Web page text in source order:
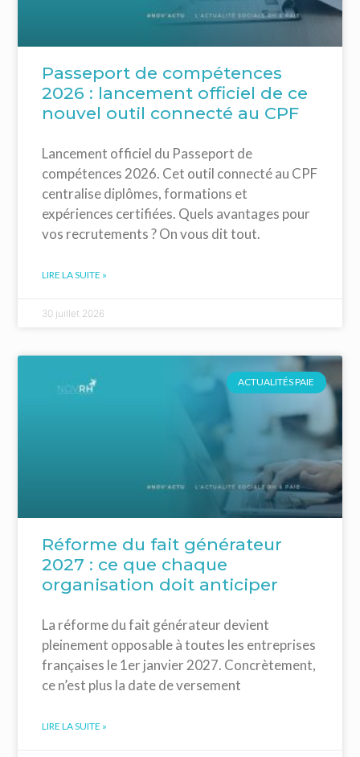
Passeport de compétences
2026 : lancement officiel de ce
nouvel outil connecté au CPF
Lancement officiel du Passeport de
compétences 2026. Cet outil connecté au CPF
centralise diplômes, formations et
expériences certifiées. Quels avantages pour
vos recrutements ? On vous dit tout.
LIRE LA SUITE »
30 juillet 2026
ACTUALITÉS PAIE
Réforme du fait générateur
2027 : ce que chaque
organisation doit anticiper
La réforme du fait générateur devient
pleinement opposable à toutes les entreprises
françaises le 1er janvier 2027. Concrètement,
ce n’est plus la date de versement
LIRE LA SUITE »